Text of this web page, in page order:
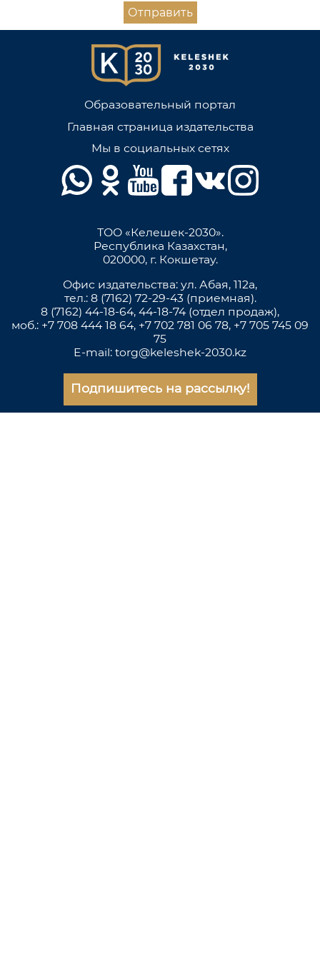
Отправить
Образовательный портал
Главная страница издательства
Мы в социальных сетях
ТОО «Келешек-2030».
Республика Казахстан,
020000, г. Кокшетау.
Офис издательства: ул. Абая, 112а,
тел.: 8 (7162) 72-29-43 (приемная).
8 (7162) 44-18-64, 44-18-74 (отдел продаж),
моб.: +7 708 444 18 64, +7 702 781 06 78, +7 705 745 09
75
E-mail: torg@keleshek-2030.kz
Подпишитесь на рассылку!